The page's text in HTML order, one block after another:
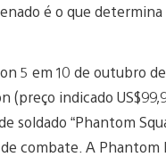
é o que determina
5 em 10 de outubro
(preço indicado
soldado “Phantom
de combate. A